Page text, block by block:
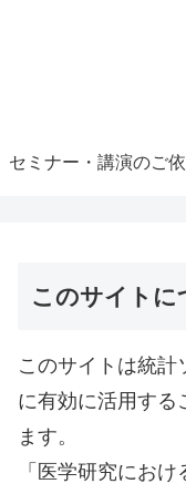
セミナー・講演のご
このサイトに
このサイトは統計
に有効に活用する
ます。
「医学研究にお